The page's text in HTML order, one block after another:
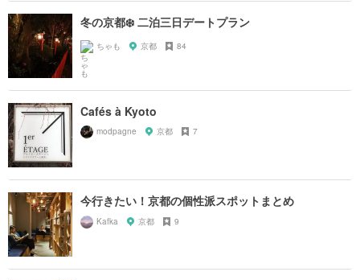
冬の京都❄️ 二泊三日デートプラン
ちゃも 京都 84
Cafés à Kyoto
modpagne 京都 7
今行きたい！京都の個性派スポットまとめ
Kafka 京都 9